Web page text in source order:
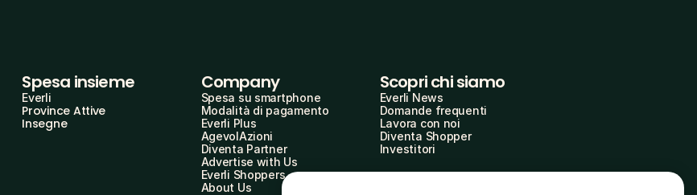
Spesa insieme
Everli
Province Attive
Insegne
Company
Spesa su smartphone
Modalità di pagamento
Everli Plus
AgevolAzioni
Diventa Partner
Advertise with Us
Everli Shoppers
About Us
Scopri chi siamo
Everli News
Domande frequenti
Lavora con noi
Diventa Shopper
Investitori